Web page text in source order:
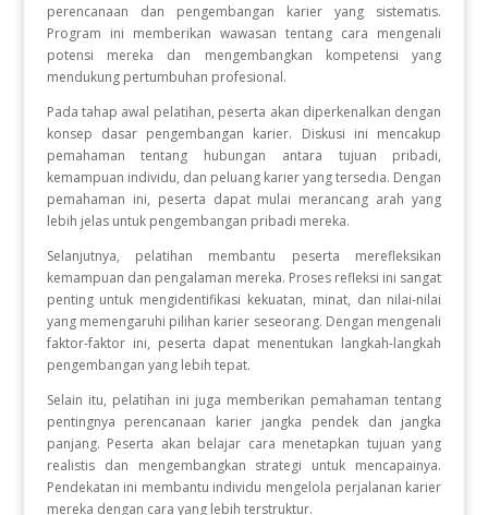
perencanaan dan pengembangan karier yang sistematis.
Program ini memberikan wawasan tentang cara mengenali
potensi mereka dan mengembangkan kompetensi yang
mendukung pertumbuhan profesional.
Pada tahap awal pelatihan, peserta akan diperkenalkan dengan
konsep dasar pengembangan karier. Diskusi ini mencakup
pemahaman tentang hubungan antara tujuan pribadi,
kemampuan individu, dan peluang karier yang tersedia. Dengan
pemahaman ini, peserta dapat mulai merancang arah yang
lebih jelas untuk pengembangan pribadi mereka.
Selanjutnya, pelatihan membantu peserta merefleksikan
kemampuan dan pengalaman mereka. Proses refleksi ini sangat
penting untuk mengidentifikasi kekuatan, minat, dan nilai-nilai
yang memengaruhi pilihan karier seseorang. Dengan mengenali
faktor-faktor ini, peserta dapat menentukan langkah-langkah
pengembangan yang lebih tepat.
Selain itu, pelatihan ini juga memberikan pemahaman tentang
pentingnya perencanaan karier jangka pendek dan jangka
panjang. Peserta akan belajar cara menetapkan tujuan yang
realistis dan mengembangkan strategi untuk mencapainya.
Pendekatan ini membantu individu mengelola perjalanan karier
mereka dengan cara yang lebih terstruktur.